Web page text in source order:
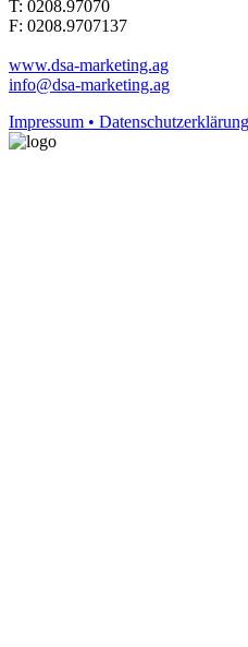
T: 0208.97070
F: 0208.9707137
www.dsa-marketing.ag
info@dsa-marketing.ag
Impressum • Datenschutzerklärung